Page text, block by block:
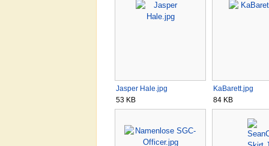
Jasper Hale.jpg
53 KB
KaBarett.jpg
84 KB